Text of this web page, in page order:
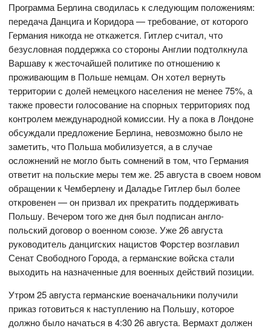
Программа Берлина сводилась к следующим положениям:
передача Данцига и Коридора — требование, от которого
Германия никогда не откажется. Гитлер считал, что
безусловная поддержка со стороны Англии подтолкнула
Варшаву к жесточайшей политике по отношению к
проживающим в Польше немцам. Он хотел вернуть
территории с долей немецкого населения не менее 75%, а
также провести голосование на спорных территориях под
контролем международной комиссии. Ну а пока в Лондоне
обсуждали предложение Берлина, невозможно было не
заметить, что Польша мобилизуется, а в случае
осложнений не могло быть сомнений в том, что Германия
ответит на польские меры тем же. 25 августа в своем новом
обращении к Чемберлену и Даладье Гитлер был более
откровенен — он призвал их прекратить поддерживать
Польшу. Вечером того же дня был подписан англо-
польский договор о военном союзе. Уже 26 августа
руководитель данцигских нацистов Форстер возглавил
Сенат Свободного Города, а германские войска стали
выходить на назначенные для военных действий позиции.
Утром 25 августа германские военачальники получили
приказ готовиться к наступлению на Польшу, которое
должно было начаться в 4:30 26 августа. Вермахт должен